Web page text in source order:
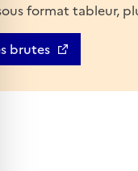
format tableur,
brutes